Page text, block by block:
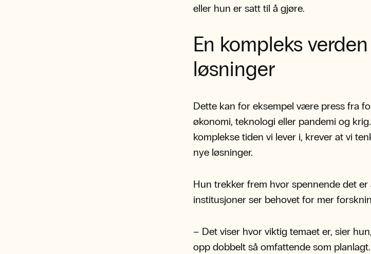
eller hun er satt til å gjøre.
En kompleks
løsninger
Dette kan for eksempel være press fra
økonomi, teknologi eller pandemi og
komplekse tiden vi lever i, krever at vi
nye løsninger.
Hun trekker frem hvor spennende det
institusjoner ser behovet for mer
– Det viser hvor viktig temaet er, sier
opp dobbelt så omfattende som planlagt.